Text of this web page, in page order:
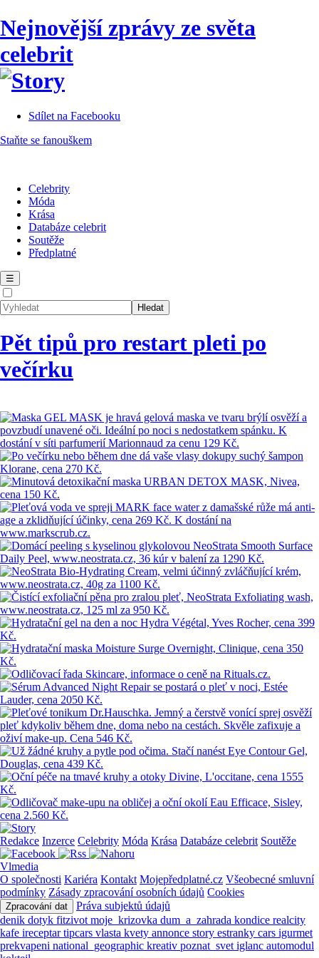
Nejnovější zprávy ze světa
celebrit
Sdílet na Facebooku
Staňte se fanouškem
Celebrity
Móda
Krása
Databáze celebrit
Soutěže
Předplatné
☰
Pět tipů pro restart pleti po
večírku
Redakce Inzerce Celebrity Móda Krása Databáze celebrit Soutěže
Vlmedia
O společnosti Kariéra Kontakt Mojepředplatné.cz Všeobecné smluvní
podmínky Zásady zpracování osobních údajů Cookies
Zpracování dat
Práva subjektů údajů
denik dotyk fitzivot moje_krizovka dum_a_zahrada kondice realcity
kafe ireceptartipcars vlasta kvety annonce story estranky cars igurmet
prekvapeni national_geographic kreativ poznat_svet iglanc automodul